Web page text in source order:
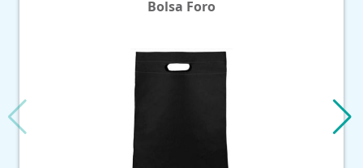
Bolsa Foro